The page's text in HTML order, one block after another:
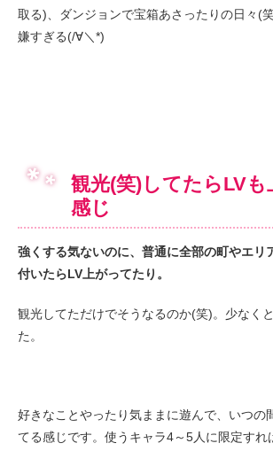
取る)、ダンジョンで宝箱あさったりの日々(
嫌すぎる(/∀＼*)
観光(笑)してたらLVも
感じ
強くする気ないのに、普通に全部の町やエリ
付いたらLV上がってたり。
観光してただけでそうなるのか(笑)。少なく
た。
好きなことやったり気ままに遊んで、いつの
てる感じです。使うキャラ4～5人に限定すれ